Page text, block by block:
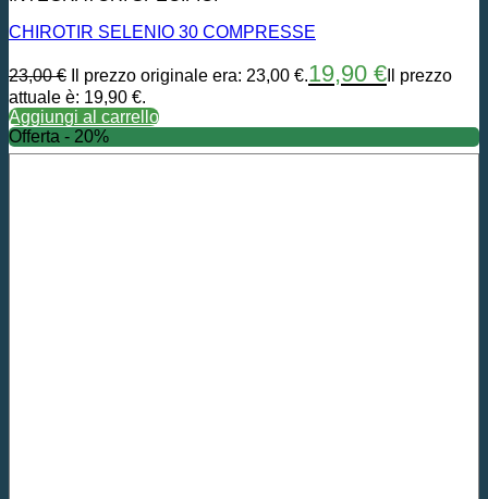
CHIROTIR SELENIO 30 COMPRESSE
23,00€ Il prezzo originale era: 23,00 €.19,90 € Il prezzo
attuale è: 19,90 €.
Aggiungi al carrello
Offerta - 20%